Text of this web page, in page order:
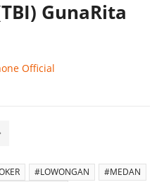
GunaRita
Official
#LOWONGAN
#MEDAN